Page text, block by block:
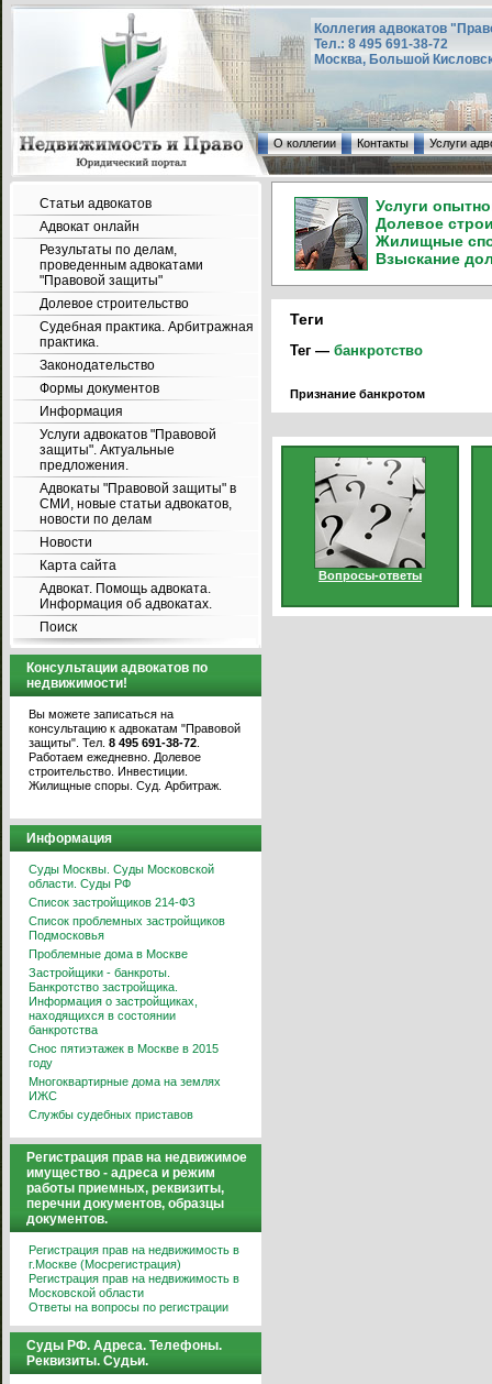
Коллегия адвокатов
Тел.: 8 495 691-38-72
Москва, Большой
О коллегии Контакты Услуги
Статьи адвокатов
Адвокат онлайн
Результаты по делам,
проведенным адвокатами
"Правовой защиты"
Долевое строительство
Судебная практика. Арбитражная
практика.
Законодательство
Формы документов
Информация
Услуги адвокатов "Правовой
защиты". Актуальные
предложения.
Адвокаты "Правовой защиты" в
СМИ, новые статьи адвокатов,
новости по делам
Новости
Карта сайта
Адвокат. Помощь адвоката.
Информация об адвокатах.
Поиск
Консультации адвокатов по
недвижимости!
Вы можете записаться на
консультацию к адвокатам "Правовой
защиты". Тел. 8 495 691-38-72
Работаем ежедневно. Долевое
строительство. Инвестиции.
Жилищные споры. Суд. Арбитраж.
Информация
Суды Москвы. Суды Московской
области. Суды РФ
Список застройщиков 214-ФЗ
Список проблемных застройщиков
Подмосковья
Проблемные дома в Москве
Застройщики - банкроты.
Банкротство застройщика.
Информация о застройщиках,
находящихся в состоянии
банкротства
Снос пятиэтажек в Москве в 2015
году
Многоквартирные дома на землях
ИЖС
Службы судебных приставов
Регистрация прав на недвижимое
имущество - адреса и режим
работы приемных, реквизиты,
перечни документов, образцы
документов.
Регистрация прав на недвижимость в
г.Москве (Мосрегистрация)
Регистрация прав на недвижимость в
Московской области
Ответы на вопросы по регистрации
Суды РФ. Адреса. Телефоны.
Реквизиты. Судьи.
Услуги
Долевое
Жилищные
Взыскание
Теги
Тег — банкротство
Признание банкротом
Вопросы-ответы